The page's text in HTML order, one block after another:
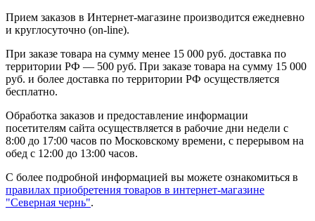
Прием заказов в Интернет-магазине производится ежедневно
и круглосуточно (on-line).
При заказе товара на сумму менее 15 000 руб. доставка по
территории РФ — 500 руб. При заказе товара на сумму 15 000
руб. и более доставка по территории РФ осуществляется
бесплатно.
Обработка заказов и предоставление информации
посетителям сайта осуществляется в рабочие дни недели с
8:00 до 17:00 часов по Московскому времени, с перерывом на
обед с 12:00 до 13:00 часов.
С более подробной информацией вы можете ознакомиться в
правилах приобретения товаров в интернет-магазине
"Северная чернь".